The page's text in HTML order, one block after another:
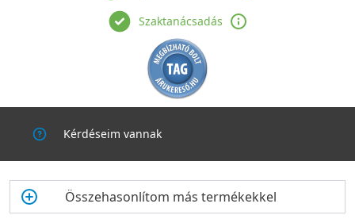
Szaktanácsadás
Kérdéseim vannak
Összehasonlítom más termékekkel